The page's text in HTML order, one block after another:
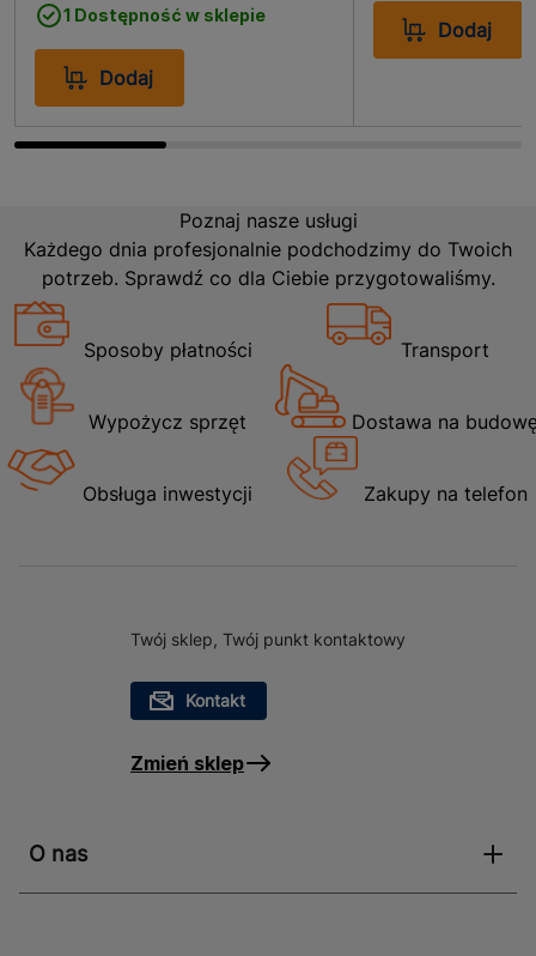
wygląd całej instalacji. Jest to idealne rozwiązanie
zarówno dla profesjonalistów, jak i majsterkowiczów,
którzy cenią sobie estetykę i funkcjonalność w swoich
projektach. Produkt ten sprawdzi się w domach,
biurach oraz wszędzie tam, gdzie liczy się schludny i
profesjonalny wygląd instalacji.
1 Dostępność w sklepie
Dodaj
Dodaj
Poznaj nasze usługi
Każdego dnia profesjonalnie podchodzimy do Twoich
potrzeb. Sprawdź co dla Ciebie przygotowaliśmy.
Sposoby płatności Transport
Wypożycz sprzęt Dostawa na
Obsługa inwestycji Zakupy na telefon
Twój sklep, Twój punkt kontaktowy
Kontakt
Zmień sklep
O nas